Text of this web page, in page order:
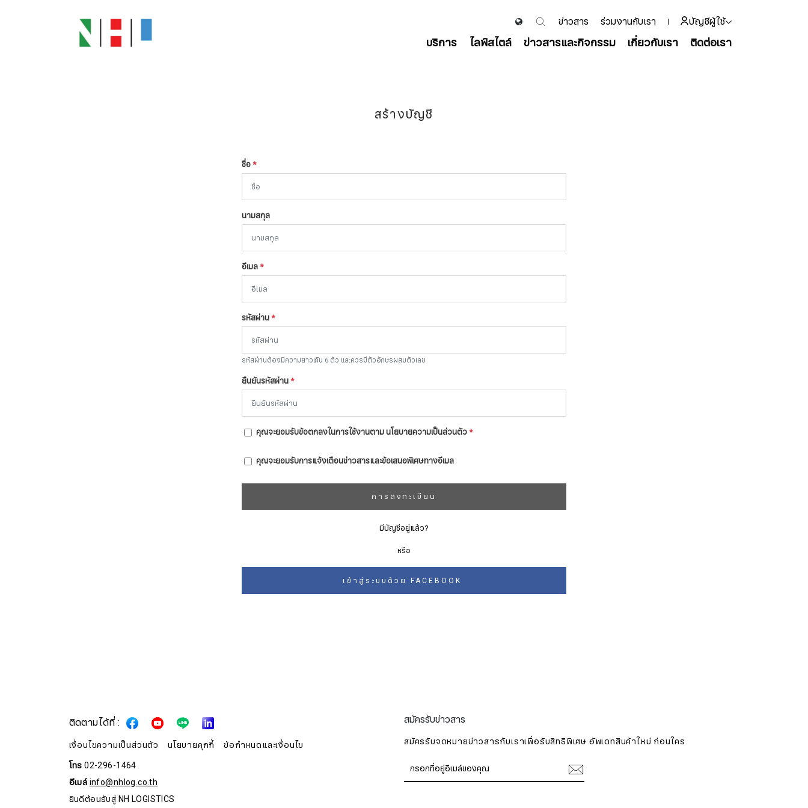
ข่าวสาร ร่วมงานกับเรา บัญชีผู้ใช้
บริการ ไลฟ์สไตล์ ข่าวสารและกิจกรรม เกี่ยวกับเรา ติดต่อเรา
สร้างบัญชี
ชื่อ*
นามสกุล
อีเมล*
รหัสผ่าน*
รหัสผ่านต้องมีความยาวเกิน 6 ตัว และควรมีตัวอักษรผสมตัวเลข
ยืนยันรหัสผ่าน*
คุณจะยอมรับข้อตกลงในการใช้งานตาม นโยบายความเป็นส่วนตัว*
คุณจะยอมรับการแจ้งเตือนข่าวสารและข้อเสนอพิเศษทางอีเมล
การลงทะเบียน
มีบัญชีอยู่แล้ว?
หรือ
เข้าสู่ระบบด้วย FACEBOOK
ติดตามได้ที่ :
เงื่อนไขความเป็นส่วนตัว นโยบายคุกกี้
ข้อกำหนดและเงื่อนไข
โทร02-296-1464
อีเมล์info@nhlog.co.th
ยินดีต้อนรับสู่ NH LOGISTICS
สมัครรับข่าวสาร
สมัครรับจดหมายข่าวสารกับเราเพื่อรับสิทธิพิเศษ อัพเดทสินค้าใหม่ ก่อนใคร
สมัครรับจดหมายข่าว